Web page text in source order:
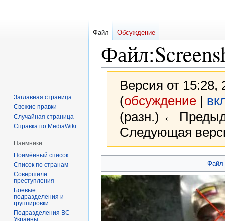
Файл:
Версия от
(обсуждение|
(разн.) ←
Следующая
к
навигации
к
поиску
Файл
Файл Обсуждение
Заглавная страница
Свежие правки
Случайная страница
Справка по MediaWiki
Наёмники
Поимённый список
Список по странам
Совершили
преступления
Боевые
подразделения и
группировки
Подразделения ВС
Украины